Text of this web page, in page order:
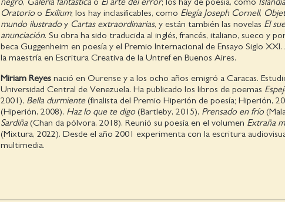
Oratorioo Exilium; los hay inclasificables, como Elegía Joseph Cornell,
mundo ilustradoy Cartas extraordinarias, y están también las novelas El
anunciación. Su obra ha sido traducida al inglés, francés, italiano, sueco y
beca Guggenheim en poesía y el Premio Internacional de Ensayo Siglo
la maestría en Escritura Creativa de la Untref en Buenos Aires.
Miriam Reyesnació en Ourense y a los ocho años emigró a Caracas.
Universidad Central de Venezuela. Ha publicado los libros de poemas
2001), Bella durmiente(finalista del Premio Hiperión de poesía; Hiperión,
(Hiperión, 2008), Haz lo que te digo(Bartleby, 2015), Prensado en frío
Sardiña(Chan da pólvora, 2018). Reunió su poesía en el volumen Extraña
(Mixtura, 2022). Desde el año 2001 experimenta con la escritura
multimedia.